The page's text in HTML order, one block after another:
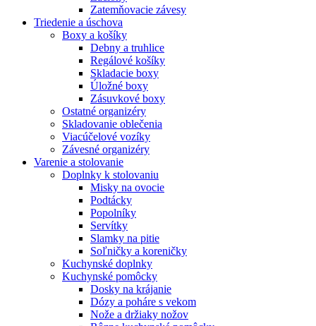
Zatemňovacie závesy
Triedenie a úschova
Boxy a košíky
Debny a truhlice
Regálové košíky
Skladacie boxy
Úložné boxy
Zásuvkové boxy
Ostatné organizéry
Skladovanie oblečenia
Viacúčelové vozíky
Závesné organizéry
Varenie a stolovanie
Doplnky k stolovaniu
Misky na ovocie
Podtácky
Popolníky
Servítky
Slamky na pitie
Soľničky a koreničky
Kuchynské doplnky
Kuchynské pomôcky
Dosky na krájanie
Dózy a poháre s vekom
Nože a držiaky nožov